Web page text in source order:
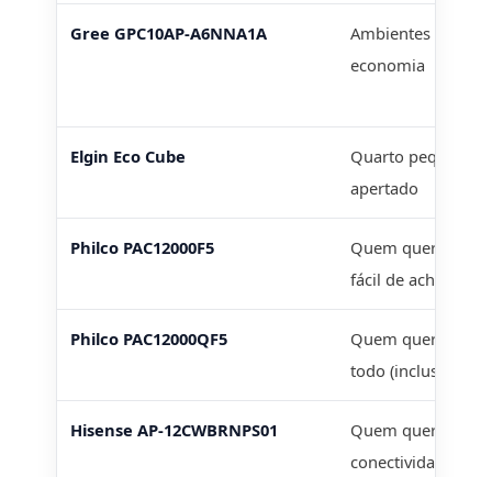
Gree GPC10AP-A6NNA1A
Ambientes
economia
Elgin Eco Cube
Quarto pequeno
apertado
Philco PAC12000F5
Quem quer um
fácil de achar
Philco PAC12000QF5
Quem quer um
todo (inclusive
Hisense AP-12CWBRNPS01
Quem quer
conectividade e